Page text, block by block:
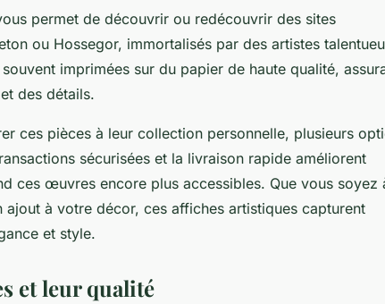
permet de découvrir ou redécouvrir des sites
ou Hossegor, immortalisés par des artistes
imprimées sur du papier de haute qualité,
des détails.
ces pièces à leur collection personnelle, plusieurs
sécurisées et la livraison rapide améliorent
ces œuvres encore plus accessibles. Que vous soyez
à votre décor, ces affiches artistiques capturent
et style.
et leur qualité